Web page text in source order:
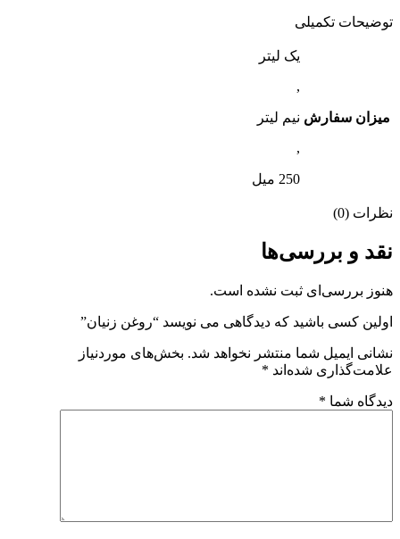
توضیحات تکمیلی
میزان سفارش
یک لیتر
,
نیم لیتر
,
250 میل
نظرات (0)
نقد و بررسی‌ها
هنوز بررسی‌ای ثبت نشده است.
اولین کسی باشید که دیدگاهی می نویسد “روغن زنیان”
نشانی ایمیل شما منتشر نخواهد شد. بخش‌های موردنیاز
علامت‌گذاری شده‌اند *
دیدگاه شما *